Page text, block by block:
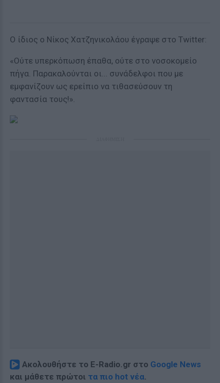
O ίδιος ο Νίκος Χατζηνικολάου έγραψε στο Τwitter:
«Ούτε υπερκόπωση έπαθα, ούτε στο νοσοκομείο
πήγα. Παρακαλούνται οι... συνάδελφοι που με
εμφανίζουν ως ερείπιο να τιθασεύσουν τη
φαντασία τους!».
Ακολουθήστε το E-Radio.gr στο Google News
και μάθετε πρώτοι τα πιο hot νέα.